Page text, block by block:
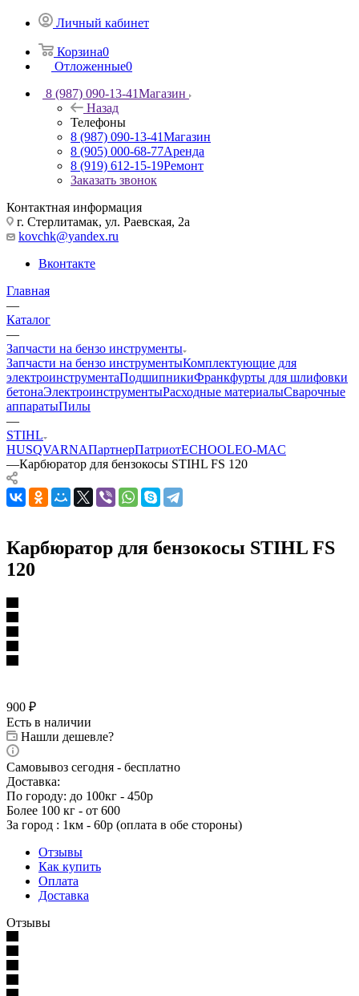
Личный кабинет
Корзина0
Отложенные0
8 (987) 090-13-41Магазин
Назад
Телефоны
8 (987) 090-13-41Магазин
8 (905) 000-68-77Аренда
8 (919) 612-15-19Ремонт
Заказать звонок
Контактная информация
г. Стерлитамак, ул. Раевская, 2а
kovchk@yandex.ru
Вконтакте
Главная
—
Каталог
—
Запчасти на бензо инструменты
Запчасти на бензо инструментыКомплектующие для
электроинструментаПодшипникиФранкфурты для шлифовки
бетонаЭлектроинструментыРасходные материалыСварочные
аппаратыПилы
—
STIHL
HUSQVARNAПартнерПатриотECHOOLEO-MAC
—Карбюратор для бензокосы STIHL FS 120
Карбюратор для бензокосы STIHL FS
120
900 ₽
Есть в наличии
Нашли дешевле?
Самовывоз сегодня - бесплатно
Доставка:
По городу: до 100кг - 450р
Более 100 кг - от 600
За город : 1км - 60р (оплата в обе стороны)
Отзывы
Как купить
Оплата
Доставка
Отзывы